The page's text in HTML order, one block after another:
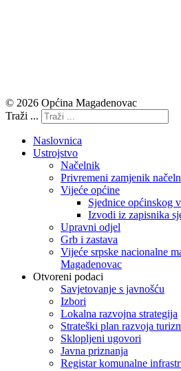
© 2026 Općina Magadenovac
Traži ...
Naslovnica
Ustrojstvo
Načelnik
Privremeni zamjenik
Vijeće općine
Sjednice općinskog
Izvodi iz zapisnika
Upravni odjel
Grb i zastava
Vijeće srpske nacionalne
Magadenovac
Otvoreni podaci
Savjetovanje s javnošću
Izbori
Lokalna razvojna strategija
Strateški plan razvoja
Sklopljeni ugovori
Javna priznanja
Registar komunalne